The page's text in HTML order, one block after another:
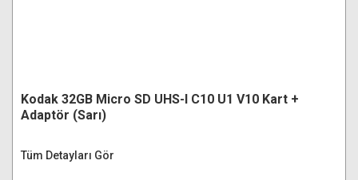
Kodak 32GB Micro SD UHS-I C10 U1 V10 Kart +
Adaptör (Sarı)
Tüm Detayları Gör